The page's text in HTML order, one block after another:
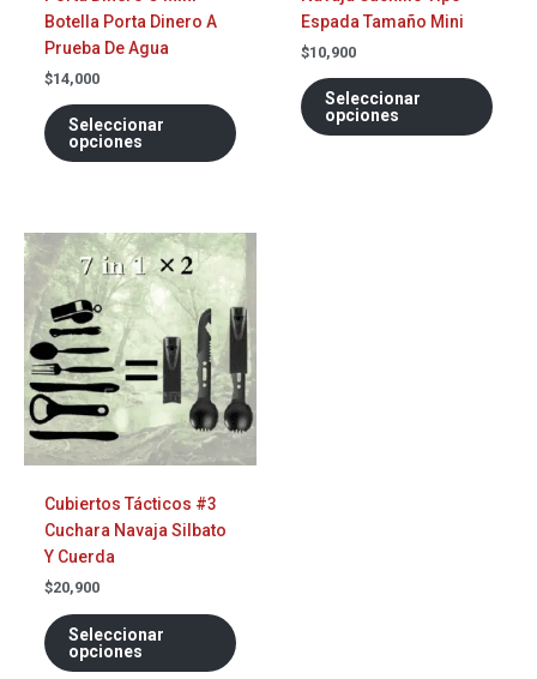
Botella Porta Dinero A
Prueba De Agua
$14,000
Seleccionar
opciones
producto
Espada Tamaño Mini
$10,900
Seleccionar
opciones
Cubiertos Tácticos #3
Cuchara Navaja Silbato
Y Cuerda
$20,900
Seleccionar
opciones
Este
tiene
múltiples
variantes.
Las
opciones
se
pueden